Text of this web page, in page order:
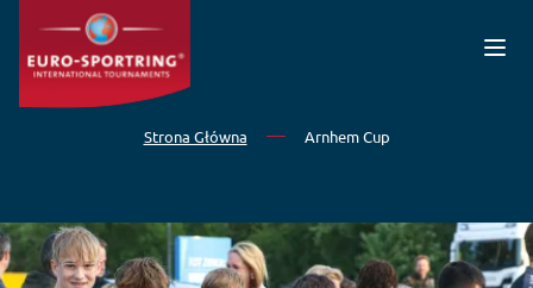
Przejdź do treści
Strona Główna Arnhem Cup